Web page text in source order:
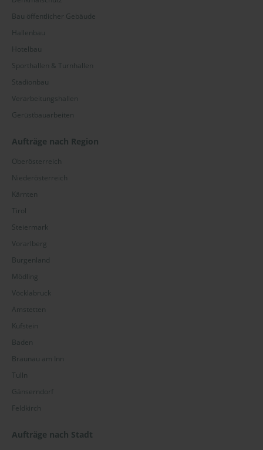
Bau öffentlicher Gebäude
Hallenbau
Hotelbau
Sporthallen & Turnhallen
Stadionbau
Verarbeitungshallen
Gerüstbauarbeiten
Aufträge nach Region
Oberösterreich
Niederösterreich
Kärnten
Tirol
Steiermark
Vorarlberg
Burgenland
Mödling
Vöcklabruck
Amstetten
Kufstein
Baden
Braunau am Inn
Tulln
Gänserndorf
Feldkirch
Aufträge nach Stadt